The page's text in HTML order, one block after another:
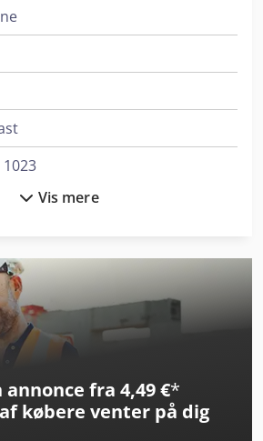
500
710
Sx 52
A52
Vis mere
fra 4,49 €*
købere venter på dig